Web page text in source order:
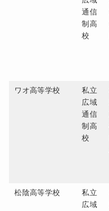
通信
制高
校
ワオ高等学校
私立
広域
通信
制高
校
松陰高等学校
私立
広域